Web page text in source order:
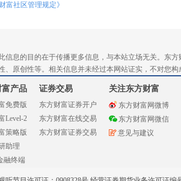
富社区管理规定》
信息的目的在于传播更多信息，与本站立场无关。东
、原创性等。相关信息并未经过本网站证实，不对您
产品
免费版
Level-2
策略版
助理
融终端
证券交易
东方财富证券开户
东方财富在线交易
东方财富证券交易
关注东方财富
东方财富网微博
东方财富网微信
意见与建议